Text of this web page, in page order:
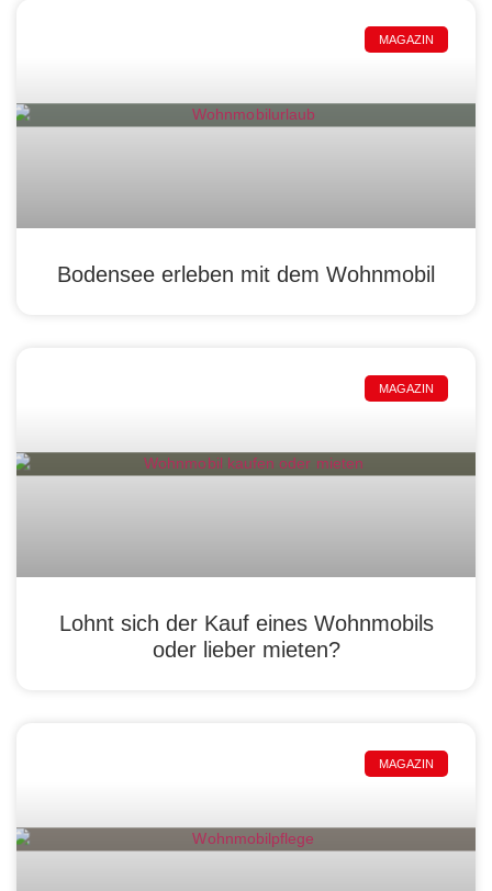
MAGAZIN
Bodensee erleben mit dem Wohnmobil
MAGAZIN
Lohnt sich der Kauf eines Wohnmobils
oder lieber mieten?
MAGAZIN